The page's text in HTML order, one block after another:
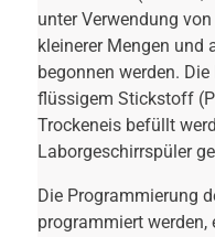
unter Verwendung
kleinerer Mengen und
begonnen werden.
flüssigem Stickstoff
Trockeneis befüllt
Laborgeschirrspüler
Die Programmierung
programmiert werden,